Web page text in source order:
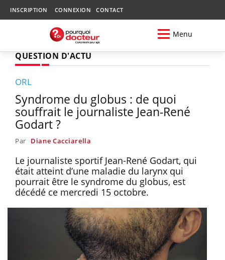
INSCRIPTION CONNEXION CONTACT
Menu
QUESTION D'ACTU
ORL
Syndrome du globus : de quoi
souffrait le journaliste Jean-René
Godart ?
Par Diane Cacciarella
Le journaliste sportif Jean-René Godart, qui
était atteint d’une maladie du larynx qui
pourrait être le syndrome du globus, est
décédé ce mercredi 15 octobre.